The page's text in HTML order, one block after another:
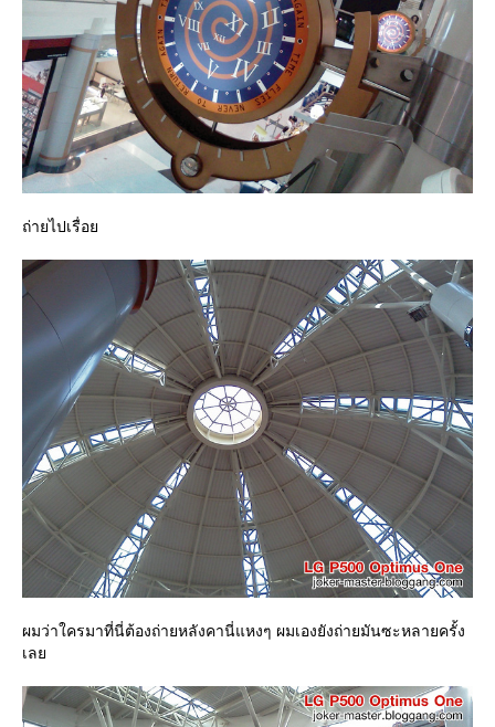
ถ่ายไปเรื่อ
ผมว่าใครมาที่นี่ต้องถ่ายหลังคานี่แหงๆ ผมเองยังถ่ายมันซะหลายครั้ง
เล